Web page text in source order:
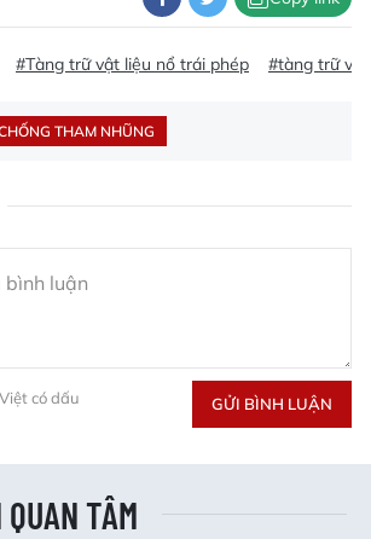
#Tàng trữ vật liệu nổ trái phép #tàng trữ vũ
THAM NHŨNG
có dấu GỬI BÌNH LUẬN
TÂM